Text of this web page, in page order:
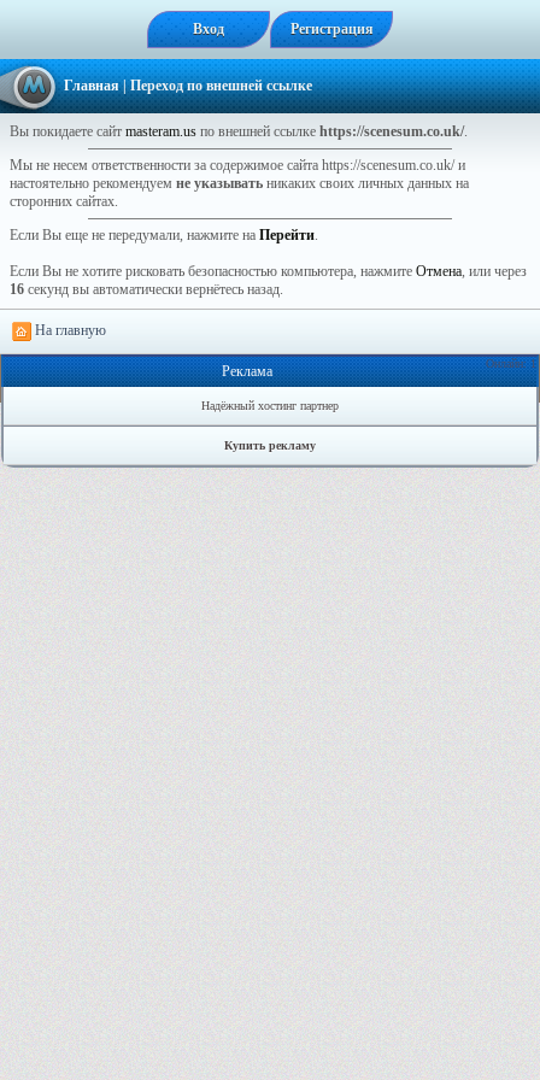
Вход Регистрация
Главная| Переход по внешней ссылке
Вы покидаете сайт masteram.us по внешней ссылке https://scenesum.co.uk/.
Мы не несем ответственности за содержимое сайта https://scenesum.co.uk/ и
настоятельно рекомендуем не указывать никаких своих личных данных на
сторонних сайтах.
Если Вы еще не передумали, нажмите на Перейти.
Если Вы не хотите рисковать безопасностью компьютера, нажмите Отмена, или через
16 секунд вы автоматически вернётесь назад.
На главную
Онлайн: 1
Реклама
Надёжный хостинг партнер
Купить рекламу